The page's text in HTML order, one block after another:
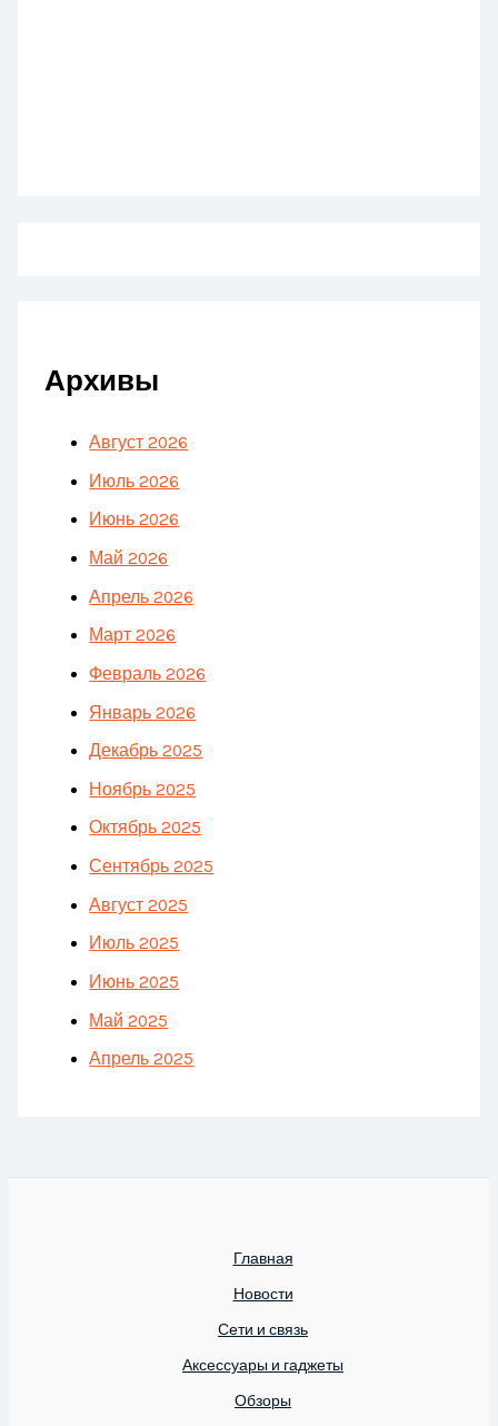
Архивы
Август 2026
Июль 2026
Июнь 2026
Май 2026
Апрель 2026
Март 2026
Февраль 2026
Январь 2026
Декабрь 2025
Ноябрь 2025
Октябрь 2025
Сентябрь 2025
Август 2025
Июль 2025
Июнь 2025
Май 2025
Апрель 2025
Главная
Новости
Сети и связь
Аксессуары и гаджеты
Обзоры